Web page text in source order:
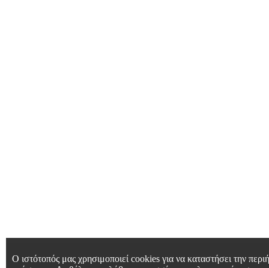
Ο ιστότοπός μας χρησιμοποιεί cookies για να καταστήσει την